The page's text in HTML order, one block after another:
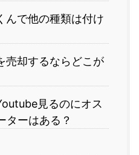
んで他の種類は付け
売却するならどこが
見るのにオス
ターはある？